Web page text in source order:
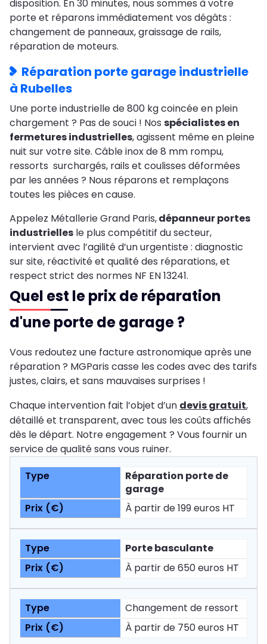
disposition. En 30 minutes, nous sommes à votre
porte et réparons immédiatement vos dégâts :
changement de panneaux, graissage de rails,
réparation de moteurs.
Réparation porte garage industrielle
à Rubelles
Une porte industrielle de 800 kg coincée en plein
chargement ? Pas de souci ! Nos spécialistes en
fermetures industrielles, agissent même en pleine
nuit sur votre site. Câble inox de 8 mm rompu,
ressorts surchargés, rails et coulisses déformées
par les années ? Nous réparons et remplaçons
toutes les pièces en cause.
Appelez Métallerie Grand Paris,dépanneur portes
industrielles le plus compétitif du secteur,
intervient avec l’agilité d’un urgentiste : diagnostic
sur site, réactivité et qualité des réparations, et
respect strict des normes NF EN 13241.
Quel est le prix de réparation
d'une porte de garage ?
Vous redoutez une facture astronomique après une
réparation ? MGParis casse les codes avec des tarifs
justes, clairs, et sans mauvaises surprises !
Chaque intervention fait l’objet d’un devis gratuit,
détaillé et transparent, avec tous les coûts affichés
dès le départ. Notre engagement ? Vous fournir un
service de qualité sans vous ruiner.
Réparation porte de
garage
À partir de 199 euros HT
Porte basculante
À partir de 650 euros HT
Changement de ressort
À partir de 750 euros HT